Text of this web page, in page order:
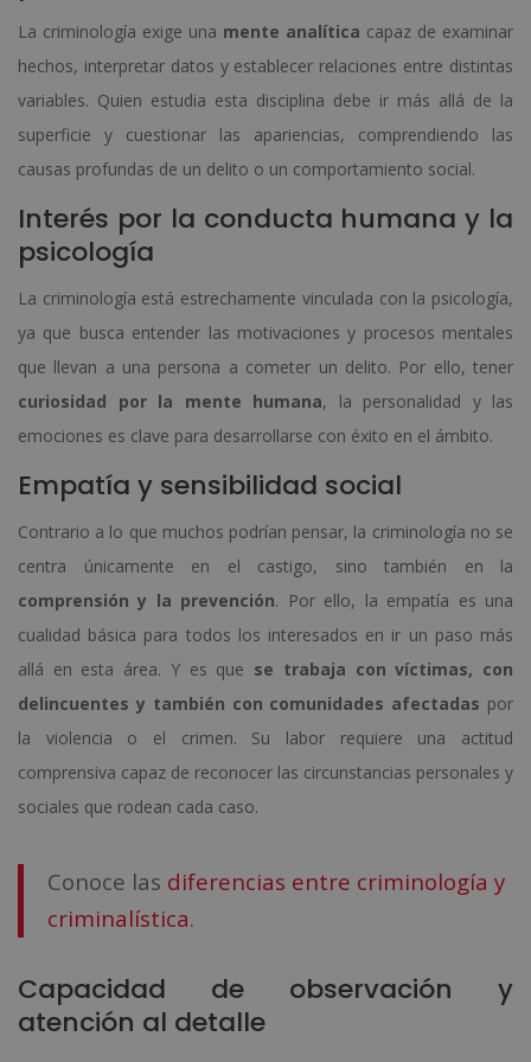
La criminología exige una mente analítica capaz de examinar
hechos, interpretar datos y establecer relaciones entre distintas
variables. Quien estudia esta disciplina debe ir más allá de la
superficie y cuestionar las apariencias, comprendiendo las
causas profundas de un delito o un comportamiento social.
Interés por la conducta humana y la
psicología
La criminología está estrechamente vinculada con la psicología,
ya que busca entender las motivaciones y procesos mentales
que llevan a una persona a cometer un delito. Por ello, tener
curiosidad por la mente humana, la personalidad y las
emociones es clave para desarrollarse con éxito en el ámbito.
Empatía y sensibilidad social
Contrario a lo que muchos podrían pensar, la criminología no se
centra únicamente en el castigo, sino también en la
comprensión y la prevención. Por ello, la empatía es una
cualidad básica para todos los interesados en ir un paso más
allá en esta área. Y es que se trabaja con víctimas, con
delincuentes y también con comunidades afectadas por
la violencia o el crimen. Su labor requiere una actitud
comprensiva capaz de reconocer las circunstancias personales y
sociales que rodean cada caso.
Conoce las diferencias entre criminología y
criminalística.
Capacidad de observación y
atención al detalle